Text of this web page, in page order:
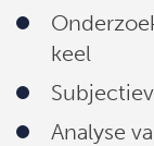
keel
Analyse